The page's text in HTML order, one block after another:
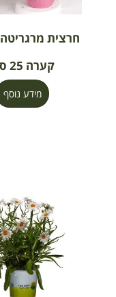
חרצית
קערה 25 סמ
מידע נוסף